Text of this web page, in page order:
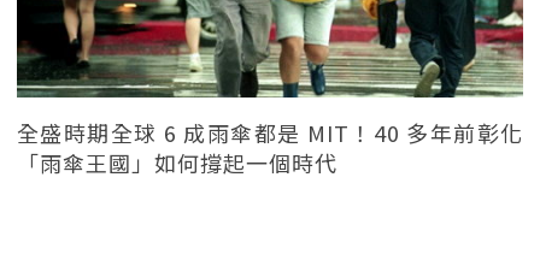
全盛時期全球 6 成雨傘都是 MIT！40 多年前彰化
「雨傘王國」如何撐起一個時代